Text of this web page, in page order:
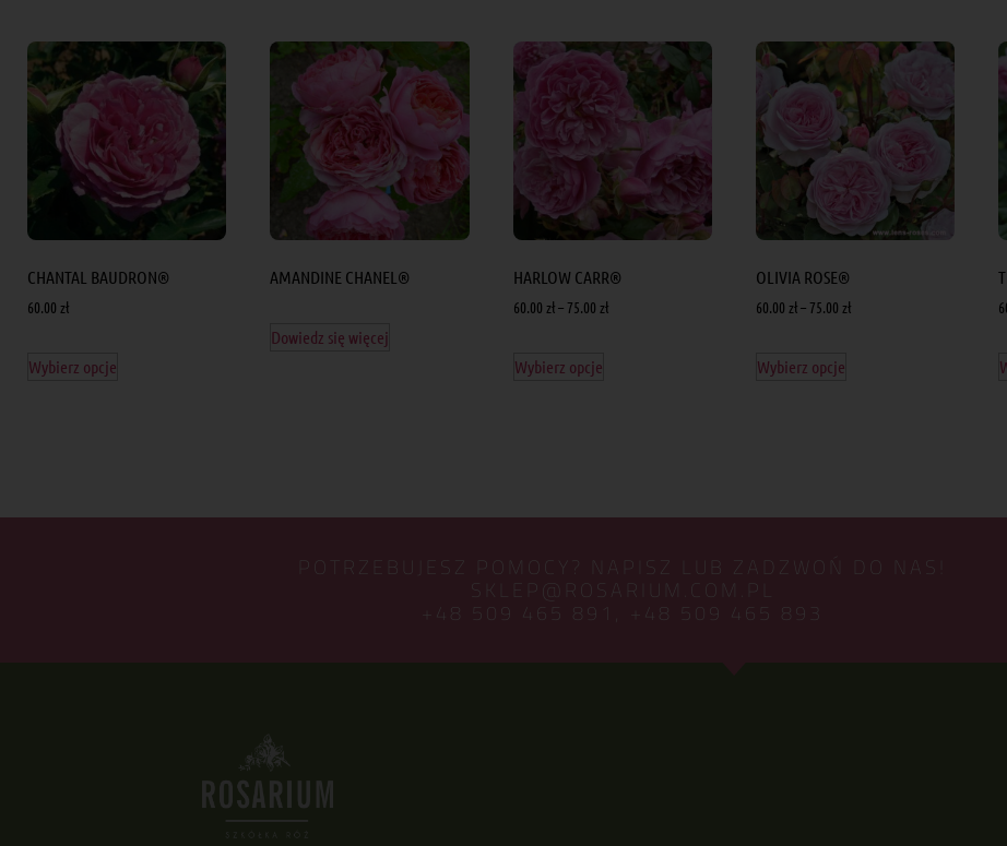
CHANTAL BAUDRON®
60.00 zł
Wybierz opcje
AMANDINE CHANEL®
Dowiedz się więcej
HARLOW CARR®
60.00 zł– 75.00 zł
Wybierz opcje
OLIVIA ROSE®
60.00 zł– 75.00 zł
Wybierz opcje
POTRZEBUJESZ POMOCY? NAPISZ LUB ZADZWOŃ DO NAS!
SKLEP@ROSARIUM.COM.PL
+48 509 465 891, +48 509 465 893